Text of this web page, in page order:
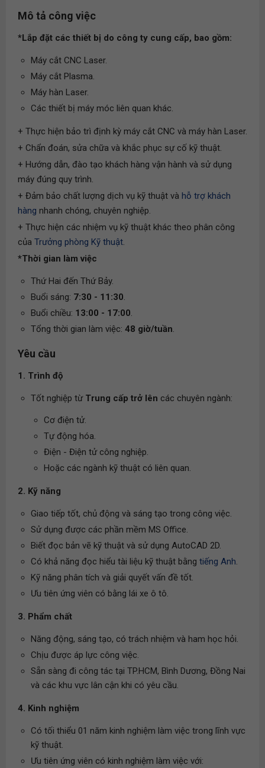
Mô tả công việc
*Lắp đặt các thiết bị do công ty cung cấp, bao gồm:
Máy cắt CNC Laser.
Máy cắt Plasma.
Máy hàn Laser.
Các thiết bị máy móc liên quan khác.
+ Thực hiện bảo trì định kỳ máy cắt CNC và máy hàn Laser.
+ Chẩn đoán, sửa chữa và khắc phục sự cố kỹ thuật.
+ Hướng dẫn, đào tạo khách hàng vận hành và sử dụng
máy đúng quy trình.
+ Đảm bảo chất lượng dịch vụ kỹ thuật và hỗ trợ khách
hàng nhanh chóng, chuyên nghiệp.
+ Thực hiện các nhiệm vụ kỹ thuật khác theo phân công
của Trưởng phòng Kỹ thuật.
*Thời gian làm việc
Thứ Hai đến Thứ Bảy.
Buổi sáng: 7:30 - 11:30.
Buổi chiều: 13:00 - 17:00.
Tổng thời gian làm việc: 48 giờ/tuần.
Yêu cầu
1. Trình độ
Tốt nghiệp từ Trung cấp trở lên các chuyên ngành:
Cơ điện tử.
Tự động hóa.
Điện - Điện tử công nghiệp.
Hoặc các ngành kỹ thuật có liên quan.
2. Kỹ năng
Giao tiếp tốt, chủ động và sáng tạo trong công việc.
Sử dụng được các phần mềm MS Office.
Biết đọc bản vẽ kỹ thuật và sử dụng AutoCAD 2D.
Có khả năng đọc hiểu tài liệu kỹ thuật bằng tiếng Anh.
Kỹ năng phân tích và giải quyết vấn đề tốt.
Ưu tiên ứng viên có bằng lái xe ô tô.
3. Phẩm chất
Năng động, sáng tạo, có trách nhiệm và ham học hỏi.
Chịu được áp lực công việc.
Sẵn sàng đi công tác tại TP.HCM, Bình Dương, Đồng Nai
và các khu vực lân cận khi có yêu cầu.
4. Kinh nghiệm
Có tối thiểu 01 năm kinh nghiệm làm việc trong lĩnh vực
kỹ thuật.
Ưu tiên ứng viên có kinh nghiệm làm việc với: